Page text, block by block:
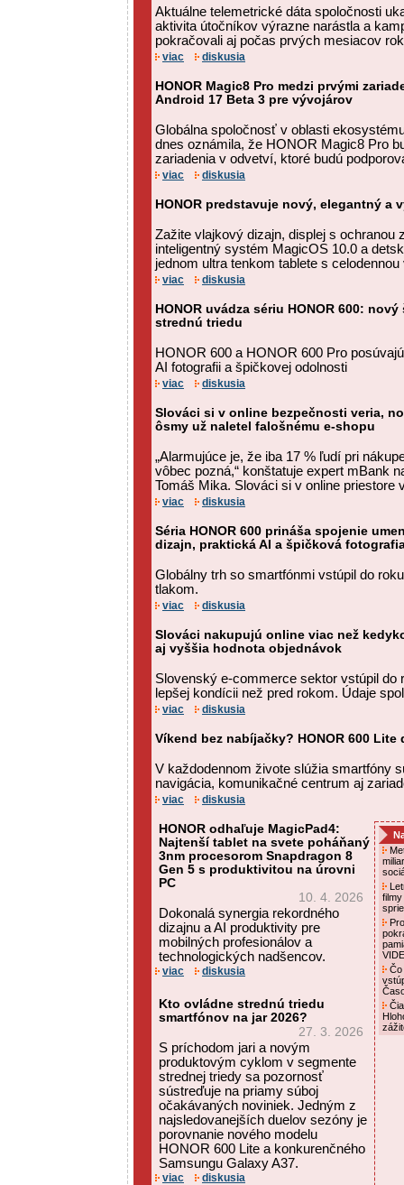
Aktuálne telemetrické dáta spoločnosti
aktivita útočníkov výrazne narástla a
pokračovali aj počas prvých mesiacov
viac diskusia
HONOR Magic8 Pro medzi prvými
Android 17 Beta 3 pre vývojárov
Globálna spoločnosť v oblasti
dnes oznámila, že HONOR Magic8 Pro
zariadenia v odvetví, ktoré budú
viac diskusia
HONOR predstavuje nový, elegantný a
Zažite vlajkový dizajn, displej s ochranou
inteligentný systém MagicOS 10.0 a
jednom ultra tenkom tablete s
viac diskusia
HONOR uvádza sériu HONOR 600:
strednú triedu
HONOR 600 a HONOR 600 Pro
AI fotografii a špičkovej odolnosti
viac diskusia
Slováci si v online bezpečnosti veria,
ôsmy už naletel falošnému e-shopu
„Alarmujúce je, že iba 17 % ľudí pri
vôbec pozná,“ konštatuje expert mBank
Tomáš Mika. Slováci si v online priestore
viac diskusia
Séria HONOR 600 prináša spojenie
dizajn, praktická AI a špičková
Globálny trh so smartfónmi vstúpil do
tlakom.
viac diskusia
Slováci nakupujú online viac než
aj vyššia hodnota objednávok
Slovenský e-commerce sektor vstúpil do
lepšej kondícii než pred rokom. Údaje
viac diskusia
Víkend bez nabíjačky? HONOR 600 Lite
V každodennom živote slúžia smartfóny
navigácia, komunikačné centrum aj
viac diskusia
HONOR odhaľuje MagicPad4:
Najtenší tablet na svete poháňaný
3nm procesorom Snapdragon 8
Gen 5 s produktivitou na úrovni
PC
10. 4. 2026
Dokonalá synergia rekordného
dizajnu a AI produktivity pre
mobilných profesionálov a
technologických nadšencov.
viac diskusia
Kto ovládne strednú triedu
smartfónov na jar 2026?
27. 3. 2026
S príchodom jari a novým
produktovým cyklom v segmente
strednej triedy sa pozornosť
sústreďuje na priamy súboj
očakávaných noviniek. Jedným z
najsledovanejších duelov sezóny je
porovnanie nového modelu
HONOR 600 Lite a konkurenčného
Samsungu Galaxy A37.
viac diskusia
Čo